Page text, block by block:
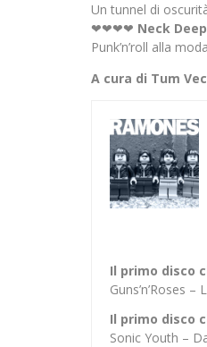
Un tunnel di
❤❤❤❤ Neck
Punk’n’roll alla
A cura di Tum
Il primo disco
Guns’n’Roses –
Il primo disco
Sonic Youth –